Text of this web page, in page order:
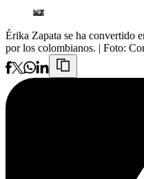
Érika Zapata se ha convertido
por los colombianos. | Foto: